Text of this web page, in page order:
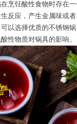
饪酸性食物时存在一
反应，产生金属味或
以选择优质的不锈钢
性物质对锅具的影响。